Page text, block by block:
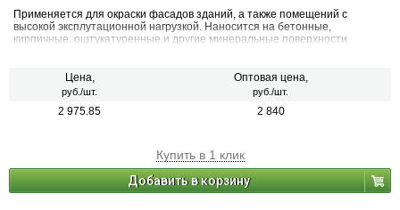
Применяется для окраски фасадов зданий, а также помещений с
высокой эксплутационной нагрузкой. Наносится на бетонные,
кирпичные, оштукатуренные и другие минеральные поверхности
Цена,
руб./шт.
Оптовая цена,
руб./шт.
2 975.85 2 840
Купить в 1 клик
Добавить в корзину